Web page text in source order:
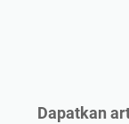
Dapatkan